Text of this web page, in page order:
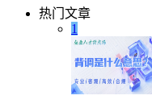
热门文章
1